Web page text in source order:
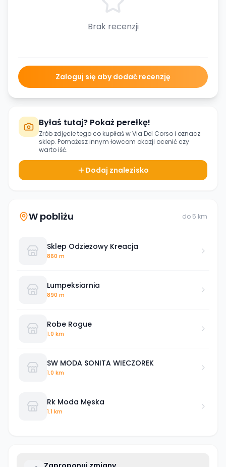
Brak recenzji
Zaloguj się aby dodać recenzję
Byłaś tutaj? Pokaż perełkę!
Zrób zdjęcie tego co kupiłaś wVia Del Corsoi oznacz
sklep. Pomożesz innym łowcom okazji ocenić czy
warto iść.
Dodaj znalezisko
W pobliżu do 5 km
Sklep Odzieżowy Kreacja
860 m
Lumpeksiarnia
890 m
Robe Rogue
1.0 km
SW MODA SONITA WIECZOREK
1.0 km
Rk Moda Męska
1.1 km